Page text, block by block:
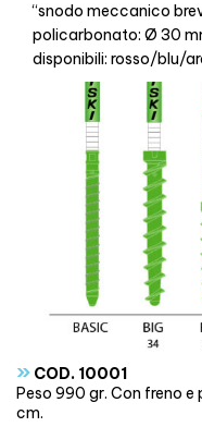
“snodo meccanico
policarbonato: Ø 30
disponibili: rosso/blu/
» COD. 10001
Peso 990 gr. Con freno e
cm.